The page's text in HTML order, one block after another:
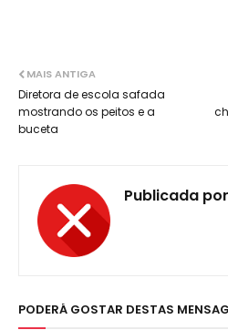
MAIS ANTIGA
Diretora de escola safada
mostrando os peitos e a
buceta
Publicada por
PODERÁ GOSTAR DESTAS